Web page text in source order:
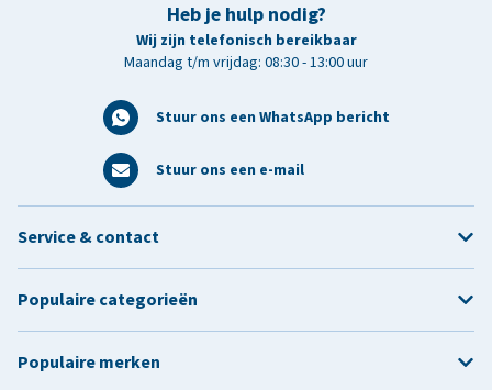
Heb je hulp nodig?
Wij zijn telefonisch bereikbaar
Maandag t/m vrijdag: 08:30 - 13:00 uur
Stuur ons een WhatsApp bericht
Stuur ons een e-mail
Service & contact
Populaire categorieën
Populaire merken